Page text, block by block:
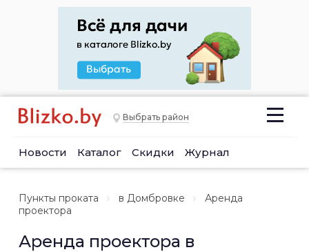
Выбрать район
Новости Каталог Скидки Журнал
Пункты проката в Домбровке
Аренда
проектора
Аренда проектора в